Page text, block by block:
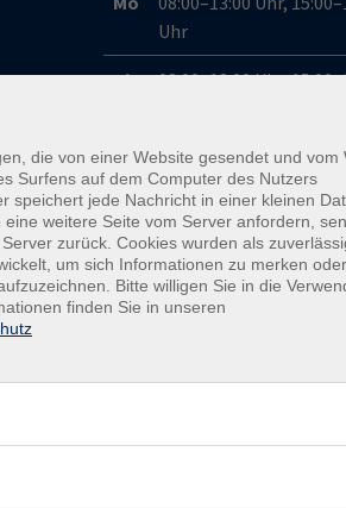
Uhr
Di
08:00–13:00 Uhr,
Mi
08:00–13:00 Uhr,
Uhr
Do
08:00–13:00 Uhr,
Uhr
Fr 09:00–12:30 Uhr
die von einer Website gesendet und vom
Surfens auf dem Computer des Nutzers
speichert jede Nachricht in einer kleinen
weitere Seite vom Server anfordern,
zurück. Cookies wurden als
um sich Informationen zu merken
Bitte willigen Sie in die
finden Sie in unseren